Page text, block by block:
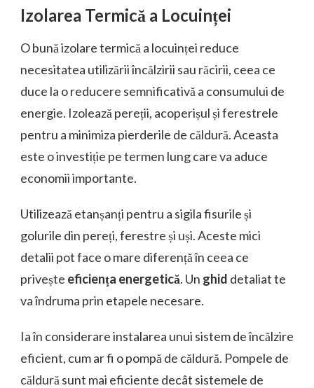
Izolarea Termică a Locuinței
O bună izolare termică a locuinței reduce
necesitatea utilizării încălzirii sau răcirii, ceea ce
duce la o reducere semnificativă a consumului de
energie. Izolează pereții, acoperișul și ferestrele
pentru a minimiza pierderile de căldură. Aceasta
este o investiție pe termen lung care va aduce
economii importante.
Utilizează etanșanți pentru a sigila fisurile și
golurile din pereți, ferestre și uși. Aceste mici
detalii pot face o mare diferență în ceea ce
privește eficiența energetică. Un ghid detaliat te
va îndruma prin etapele necesare.
Ia în considerare instalarea unui sistem de încălzire
eficient, cum ar fi o pompă de căldură. Pompele de
căldură sunt mai eficiente decât sistemele de